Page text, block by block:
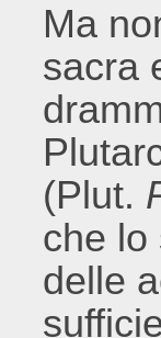
Ma
sacra
(Plut.
che lo
delle